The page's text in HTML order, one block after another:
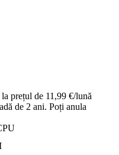
la prețul de 11,99 €/lună
de 2 ani. Poți anula